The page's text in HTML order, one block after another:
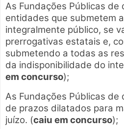
As Fundações Públicas de
entidades que submetem
integralmente público, se
prerrogativas estatais e,
submetendo a todas as
da indisponibilidade do
em concurso);
As Fundações Públicas de
de prazos dilatados para
juízo. (caiu em concurso);